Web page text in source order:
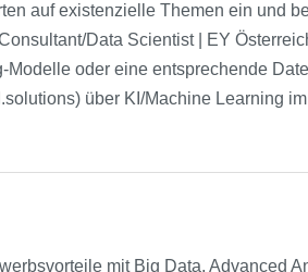
auf existenzielle Themen ein und
Data Scientist | EY
Modelle oder eine entsprechende
über KI/Machine Learning
mit Big Data, Advanced